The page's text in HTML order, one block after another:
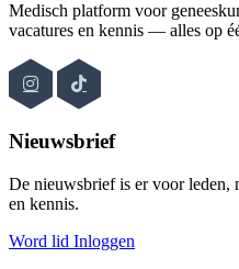
Medisch platform voor
vacatures en kennis — alles op
Nieuwsbrief
De nieuwsbrief is er voor leden,
en kennis.
Word lid Inloggen